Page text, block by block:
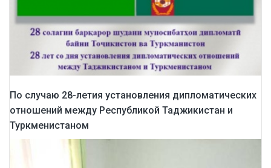
По случаю 28-летия установления дипломатических
отношений между Республикой Таджикистан и
Туркменистаном